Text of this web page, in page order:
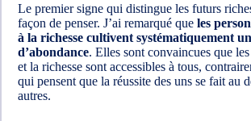
Le premier signe qui distingue les futurs
façon de penser. J’ai remarqué que les
à la richesse cultivent systématiquement
d’abondance. Elles sont convaincues que
et la richesse sont accessibles à tous,
qui pensent que la réussite des uns se fait au
autres.